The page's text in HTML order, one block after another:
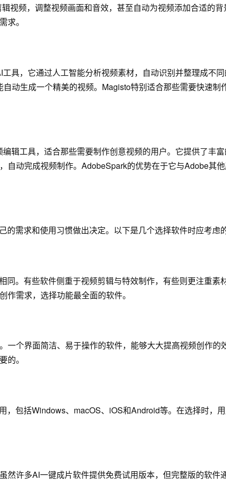
视频，调整视频画面和音效，甚至自动为视频添加合适的
求。
具，它通过人工智能分析视频素材，自动识别并整理成不
动生成一个精美的视频。Magisto特别适合那些需要快速制
辑工具，适合那些需要制作创意视频的用户。它提供了丰
自动完成视频制作。AdobeSpark的优势在于它与Adobe其
需求和使用习惯做出决定。以下是几个选择软件时应考虑
同。有些软件侧重于视频剪辑与特效制作，有些则更注重素
需求，选择功能最全面的软件。
一个界面简洁、易于操作的软件，能够大大提高视频创作的
的。
，包括Windows、macOS、iOS和Android等。在选择时，
然许多AI一键成片软件提供免费试用版本，但完整版的软件